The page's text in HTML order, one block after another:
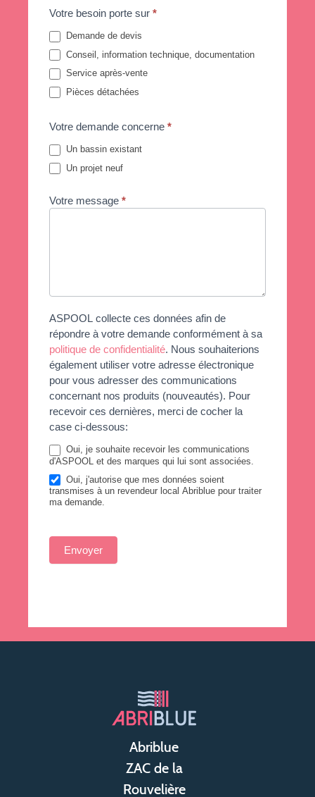
Votre besoin porte sur *
Demande de devis
Conseil, information technique, documentation
Service après-vente
Pièces détachées
Votre demande concerne *
Un bassin existant
Un projet neuf
Votre message *
ASPOOL collecte ces données afin de
répondre à votre demande conformément à sa
politique de confidentialité. Nous souhaiterions
également utiliser votre adresse électronique
pour vous adresser des communications
concernant nos produits (nouveautés). Pour
recevoir ces dernières, merci de cocher la
case ci-dessous:
Oui, je souhaite recevoir les communications
d'ASPOOL et des marques qui lui sont associées.
Oui, j'autorise que mes données soient
transmises à un revendeur local Abriblue pour traiter
ma demande.
Envoyer
Abriblue
ZAC de la
Rouvelière